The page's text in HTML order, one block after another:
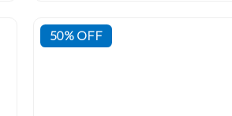
50% OFF